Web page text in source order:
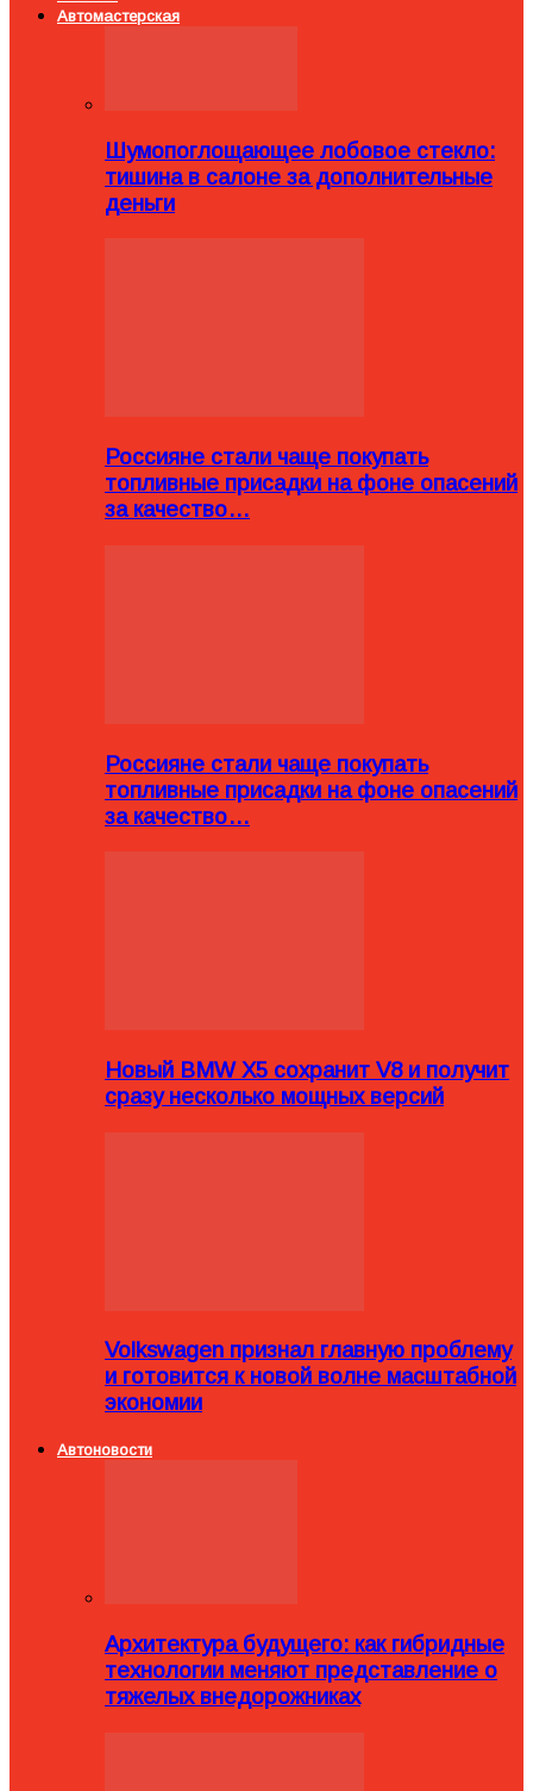
Автомастерская
Шумопоглощающее лобовое стекло:
тишина в салоне за дополнительные
деньги
Россияне стали чаще покупать
топливные присадки на фоне опасений
за качество…
Россияне стали чаще покупать
топливные присадки на фоне опасений
за качество…
Новый BMW X5 сохранит V8 и получит
сразу несколько мощных версий
Volkswagen признал главную проблему
и готовится к новой волне масштабной
экономии
Автоновости
Архитектура будущего: как гибридные
технологии меняют представление о
тяжелых внедорожниках